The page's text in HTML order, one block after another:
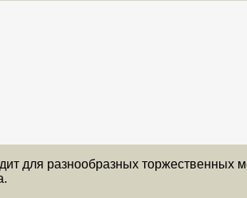
для разнообразных торжественных